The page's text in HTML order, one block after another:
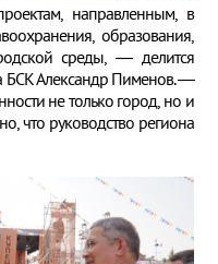
направленным, в
образования,
среды, — делится
БСК Александр Пименов. —
не только город, но и
что руководство региона